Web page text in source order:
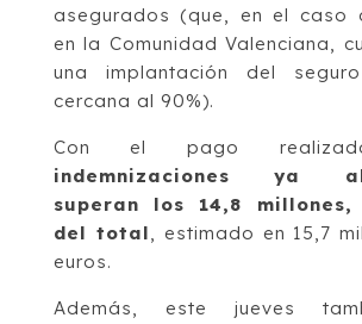
asegurados (que, en el caso
en la Comunidad Valenciana,
una implantación del
cercana al 90%).
Con el pago
indemnizaciones ya
superan los 14,8 millones,
del total, estimado en 15,7
euros.
Además, este jueves